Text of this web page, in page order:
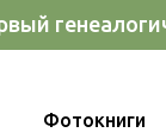
Фотокниги